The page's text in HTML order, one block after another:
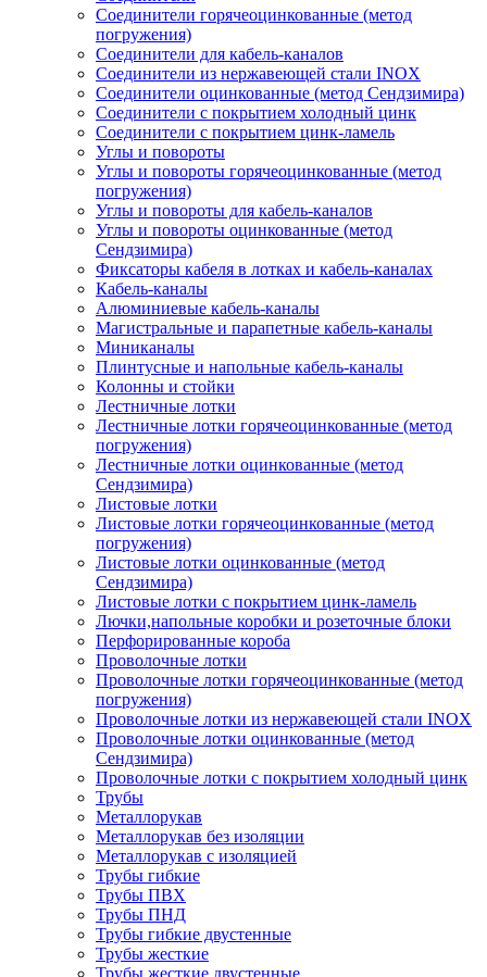
Соединители горячеоцинкованные (метод
погружения)
Соединители для кабель-каналов
Соединители из нержавеющей стали INOX
Соединители оцинкованные (метод Сендзимира)
Соединители с покрытием холодный цинк
Соединители с покрытием цинк-ламель
Углы и повороты
Углы и повороты горячеоцинкованные (метод
погружения)
Углы и повороты для кабель-каналов
Углы и повороты оцинкованные (метод
Сендзимира)
Фиксаторы кабеля в лотках и кабель-каналах
Кабель-каналы
Алюминиевые кабель-каналы
Магистральные и парапетные кабель-каналы
Миниканалы
Плинтусные и напольные кабель-каналы
Колонны и стойки
Лестничные лотки
Лестничные лотки горячеоцинкованные (метод
погружения)
Лестничные лотки оцинкованные (метод
Сендзимира)
Листовые лотки
Листовые лотки горячеоцинкованные (метод
погружения)
Листовые лотки оцинкованные (метод
Сендзимира)
Листовые лотки с покрытием цинк-ламель
Лючки,напольные коробки и розеточные блоки
Перфорированные короба
Проволочные лотки
Проволочные лотки горячеоцинкованные (метод
погружения)
Проволочные лотки из нержавеющей стали INOX
Проволочные лотки оцинкованные (метод
Сендзимира)
Проволочные лотки с покрытием холодный цинк
Трубы
Металлорукав
Металлорукав без изоляции
Металлорукав с изоляцией
Трубы гибкие
Трубы ПВХ
Трубы ПНД
Трубы гибкие двустенные
Трубы жесткие
Трубы жесткие двустенные